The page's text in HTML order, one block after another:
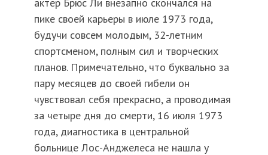
пике своей карьеры в июле 1973 года,
будучи совсем молодым, 32-летним
спортсменом, полным сил и творческих
планов. Примечательно, что буквально за
пару месяцев до своей гибели он
чувствовал себя прекрасно, а проводимая
за четыре дня до смерти, 16 июля 1973
года, диагностика в центральной
больнице Лос-Анджелеса не нашла у